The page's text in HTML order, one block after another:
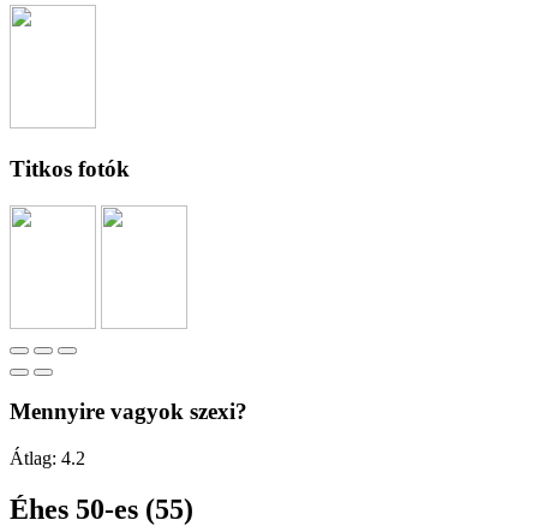
Titkos fotók
Mennyire vagyok szexi?
Átlag: 4.2
Éhes 50-es (55)